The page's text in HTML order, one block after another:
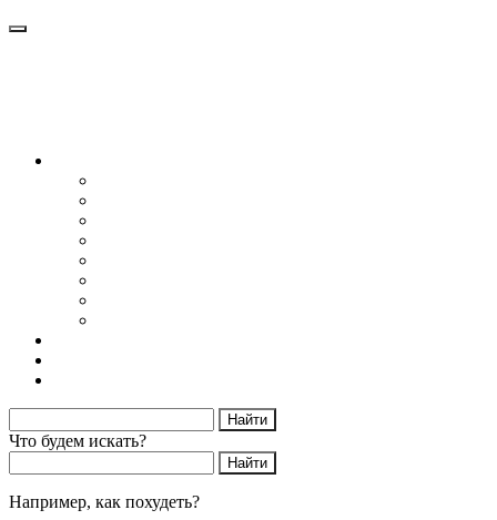
Что будем искать?
Например, как похудеть?